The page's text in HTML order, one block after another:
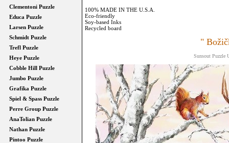
Clementoni Puzzle
Educa Puzzle
Larsen Puzzle
Schmidt Puzzle
Trefl Puzzle
Heye Puzzle
Cobble Hill Puzzle
Jumbo Puzzle
Grafika Puzzle
Spiel & Spass Puzzle
Perre Group Puzzle
AnaTolian Puzzle
Nathan Puzzle
Pintoo Puzzle
100% MADE IN THE U.S.A.
Eco-friendly
Soy-based Inks
Recycled board
"
Sunsout